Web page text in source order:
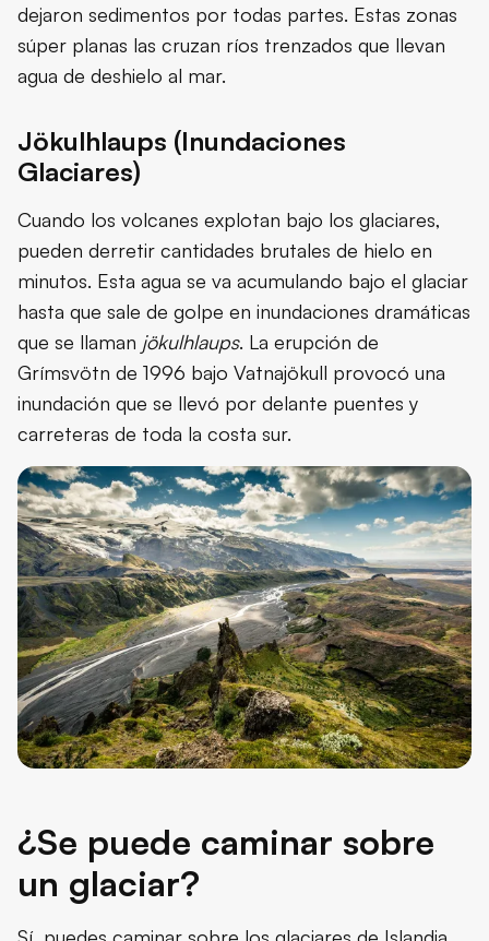
dejaron sedimentos por todas partes. Estas zonas
súper planas las cruzan ríos trenzados que llevan
agua de deshielo al mar.
Jökulhlaups (Inundaciones
Glaciares)
Cuando los volcanes explotan bajo los glaciares,
pueden derretir cantidades brutales de hielo en
minutos. Esta agua se va acumulando bajo el glaciar
hasta que sale de golpe en inundaciones dramáticas
que se llaman jökulhlaups. La erupción de
Grímsvötn de 1996 bajo Vatnajökull provocó una
inundación que se llevó por delante puentes y
carreteras de toda la costa sur.
¿Se puede caminar sobre
un glaciar?